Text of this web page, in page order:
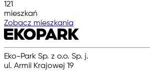
121
mieszkań
Zobacz mieszkania
Eko-Park Sp. z o.o. Sp. j.
ul. Armii Krajowej 19